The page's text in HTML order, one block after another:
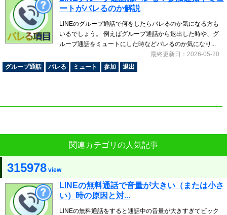
ートがバレるのか解説
LINEのグループ通話で何をしたらバレるのか気になる方も
いるでしょう。 例えばグループ通話から退出した時や、グ
ループ通話をミュートにした時などバレるのか気になり...
最終更新日：2026-05-20
グループ通話
バレる ミュート 参加 退出
関連カテゴリの人気記事
315978 view
LINEの無料通話で音量が大きい（または小さ
い）時の原因と対...
LINEの無料通話をすると通話中の音量が大きすぎてビック